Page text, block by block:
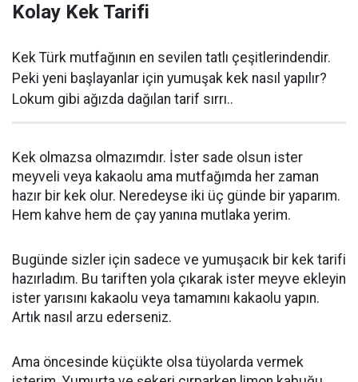
Kolay Kek Tarifi
Kek Türk mutfağının en sevilen tatlı çeşitlerindendir.
Peki yeni başlayanlar için yumuşak kek nasıl yapılır?
Lokum gibi ağızda dağılan tarif sırrı..
Kek olmazsa olmazımdır. İster sade olsun ister
meyveli veya kakaolu ama mutfağımda her zaman
hazır bir kek olur. Neredeyse iki üç günde bir yaparım.
Hem kahve hem de çay yanına mutlaka yerim.
Bugünde sizler için sadece ve yumuşacık bir kek tarifi
hazırladım. Bu tariften yola çıkarak ister meyve ekleyin
ister yarısını kakaolu veya tamamını kakaolu yapın.
Artık nasıl arzu ederseniz.
Ama öncesinde küçükte olsa tüyolarda vermek